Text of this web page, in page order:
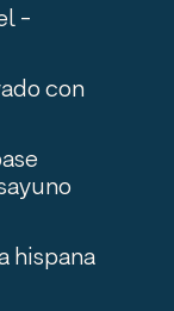
-
con
hispana